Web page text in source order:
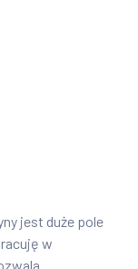
jest duże pole
w